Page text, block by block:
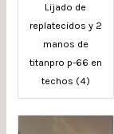
Lijado de
replatecidos y 2
manos de
titanpro p-66 en
techos (4)